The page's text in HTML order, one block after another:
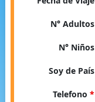
N° Adultos
N° Niños
Soy de País
Telefono*